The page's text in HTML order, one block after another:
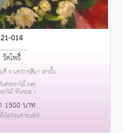
21-014
วัดโพธิ์
ที่ จ.นครราชสีมา เท่านั้น
ส่งดอกไม้.net
อกไม้ พันชนะ )
1500 บาท
งไม่รวมค่าขนส่ง)